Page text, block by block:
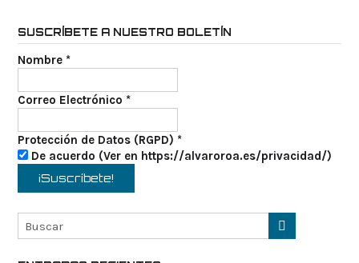
SUSCRÍBETE A NUESTRO BOLETÍN
Nombre *
Correo Electrónico *
Protección de Datos (RGPD) *
De acuerdo (Ver en https://alvaroroa.es/privacidad/)